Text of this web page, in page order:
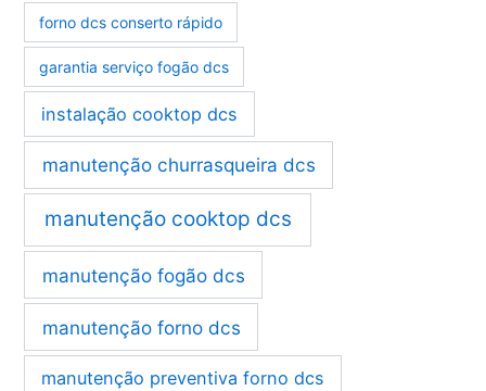
forno dcs conserto rápido
garantia serviço fogão dcs
instalação cooktop dcs
manutenção churrasqueira dcs
manutenção cooktop dcs
manutenção fogão dcs
manutenção forno dcs
manutenção preventiva forno dcs